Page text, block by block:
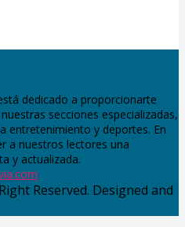
dedicado a proporcionarte
secciones especializadas,
entretenimiento y deportes. En
a nuestros lectores una
y actualizada.
Reserved. Designed and